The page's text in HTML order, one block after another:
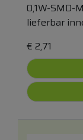
0,1W-SMD-
lieferbar
€ 2,71